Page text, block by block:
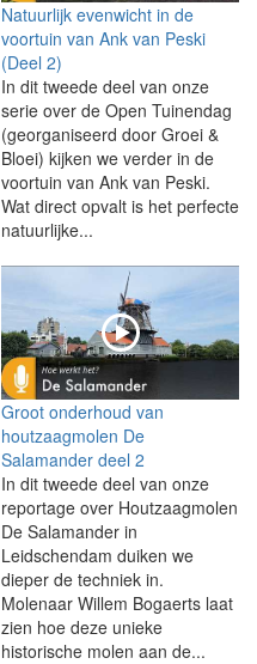
Natuurlijk evenwicht in de
voortuin van Ank van Peski
(Deel 2)
In dit tweede deel van onze
serie over de Open Tuinendag
(georganiseerd door Groei &
Bloei) kijken we verder in de
voortuin van Ank van Peski.
Wat direct opvalt is het perfecte
natuurlijke...
Groot onderhoud van
houtzaagmolen De
Salamander deel 2
In dit tweede deel van onze
reportage over Houtzaagmolen
De Salamander in
Leidschendam duiken we
dieper de techniek in.
Molenaar Willem Bogaerts laat
zien hoe deze unieke
historische molen aan de...